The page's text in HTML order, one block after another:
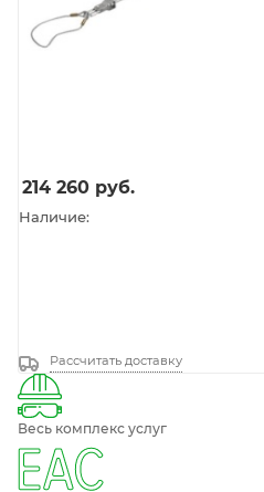
214 260 руб.
Наличие:
Рассчитать доставку
Весь комплекс услуг